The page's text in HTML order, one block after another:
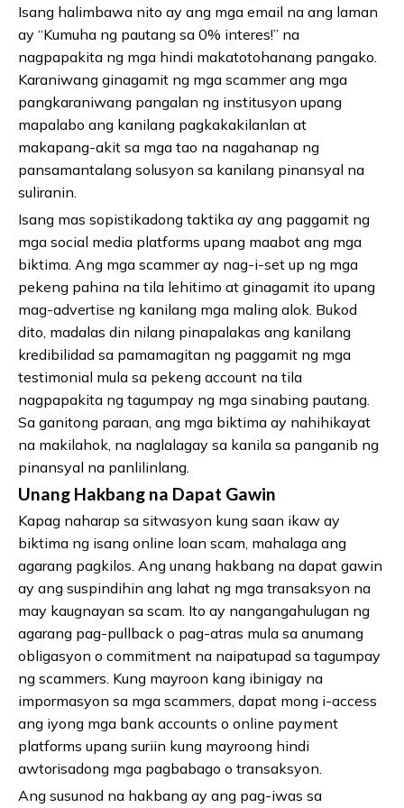
Isang halimbawa nito ay ang mga email na ang laman
ay “Kumuha ng pautang sa 0% interes!” na
nagpapakita ng mga hindi makatotohanang pangako.
Karaniwang ginagamit ng mga scammer ang mga
pangkaraniwang pangalan ng institusyon upang
mapalabo ang kanilang pagkakakilanlan at
makapang-akit sa mga tao na nagahanap ng
pansamantalang solusyon sa kanilang pinansyal na
suliranin.
Isang mas sopistikadong taktika ay ang paggamit ng
mga social media platforms upang maabot ang mga
biktima. Ang mga scammer ay nag-i-set up ng mga
pekeng pahina na tila lehitimo at ginagamit ito upang
mag-advertise ng kanilang mga maling alok. Bukod
dito, madalas din nilang pinapalakas ang kanilang
kredibilidad sa pamamagitan ng paggamit ng mga
testimonial mula sa pekeng account na tila
nagpapakita ng tagumpay ng mga sinabing pautang.
Sa ganitong paraan, ang mga biktima ay nahihikayat
na makilahok, na naglalagay sa kanila sa panganib ng
pinansyal na panlilinlang.
Unang Hakbang na Dapat Gawin
Kapag naharap sa sitwasyon kung saan ikaw ay
biktima ng isang online loan scam, mahalaga ang
agarang pagkilos. Ang unang hakbang na dapat gawin
ay ang suspindihin ang lahat ng mga transaksyon na
may kaugnayan sa scam. Ito ay nangangahulugan ng
agarang pag-pullback o pag-atras mula sa anumang
obligasyon o commitment na naipatupad sa tagumpay
ng scammers. Kung mayroon kang ibinigay na
impormasyon sa mga scammers, dapat mong i-access
ang iyong mga bank accounts o online payment
platforms upang suriin kung mayroong hindi
awtorisadong mga pagbabago o transaksyon.
Ang susunod na hakbang ay ang pag-iwas sa